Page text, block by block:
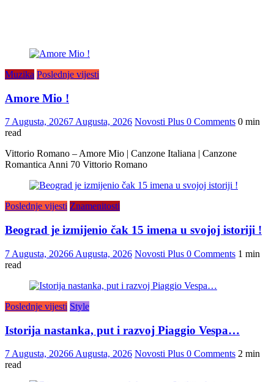
Muzika Poslednje vijesti
Amore Mio !
7 Augusta, 20267 Augusta, 2026 Novosti Plus 0 Comments 0 min
read
Vittorio Romano – Amore Mio | Canzone Italiana | Canzone
Romantica Anni 70 Vittorio Romano
Poslednje vijesti Znamenitosti
Beograd je izmijenio čak 15 imena u svojoj istoriji !
7 Augusta, 20266 Augusta, 2026 Novosti Plus 0 Comments 1 min
read
Poslednje vijesti Style
Istorija nastanka, put i razvoj Piaggio Vespa…
7 Augusta, 20266 Augusta, 2026 Novosti Plus 0 Comments 2 min
read